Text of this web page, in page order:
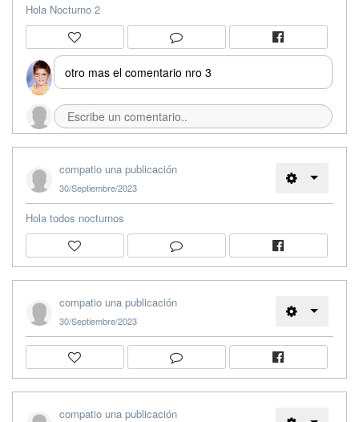
Hola Nocturno 2
otro mas el comentario nro 3
compatio una publicación
30/Septiembre/2023
Hola todos nocturnos
compatio una publicación
30/Septiembre/2023
compatio una publicación